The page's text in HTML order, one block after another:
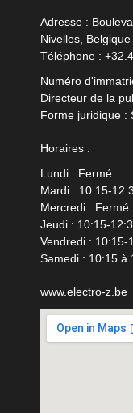
Adresse :
Nivelles, Belgique
Téléphone :
Numéro
Directeur de la
Forme juridique :
Horaires :
Lundi : Fermé
Mardi : 10:15-
Mercredi : Fermé
Jeudi : 10:15-
Vendredi : 10:15-
Samedi : 10:15 à
www.electro-z.be